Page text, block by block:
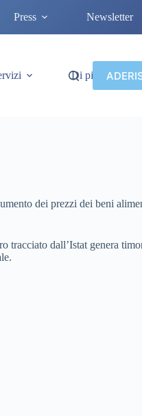
Press Newsletter
Di più
dei prezzi dei beni
dall’Istat genera